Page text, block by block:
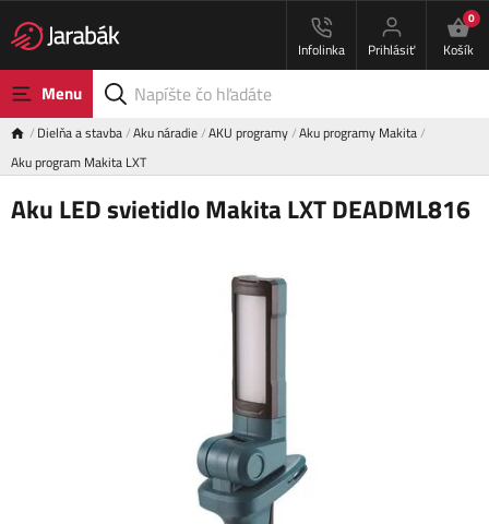
Infolinka Prihlásiť
0
Košík
Menu
Dielňa a stavba Aku náradie AKU programy Aku programy Makita
Aku program Makita LXT
Aku LED svietidlo Makita LXT DEADML816